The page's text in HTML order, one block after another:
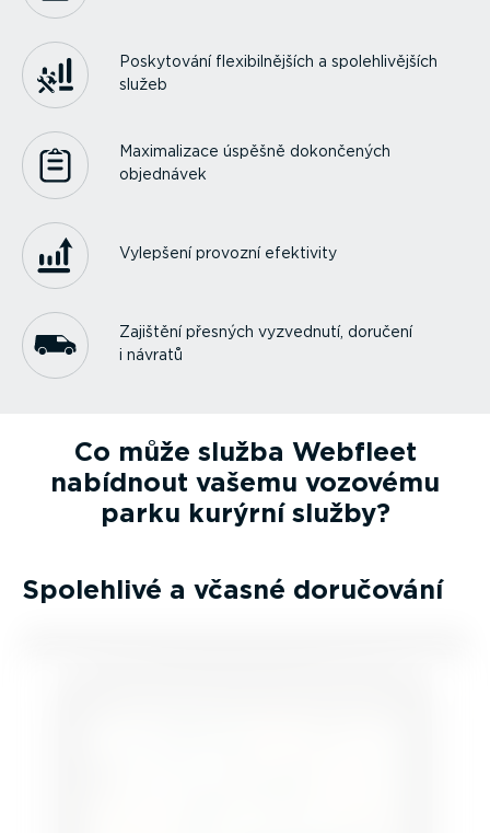
Poskytování flexi­bil­nějších a spoleh­li­vějších
služeb
Maxima­lizace úspěšně dokončených
objednávek
Vylepšení provozní efektivity
Zajištění přesných vyzvednutí, doručení
i návratů
Co může služba Webfleet
nabídnout vašemu vozovému
parku kurýrní služby?
Spolehlivé a včasné doručování